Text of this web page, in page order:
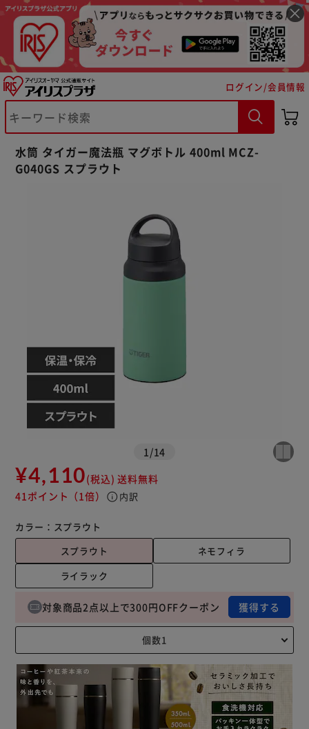
ログイン/会員情報
水筒 タイガー魔法瓶 マグボトル 400ml MCZ-
G040GS スプラウト
1 /14
¥4,110(税込) 送料無料
41ポイント （1倍） info 内訳
カラー： スプラウト
スプラウト
ネモフィラ
ライラック
対象商品2点以上で300円OFFクーポン 獲得する
※ご確認ください
カートに入れる 購入手続きへ